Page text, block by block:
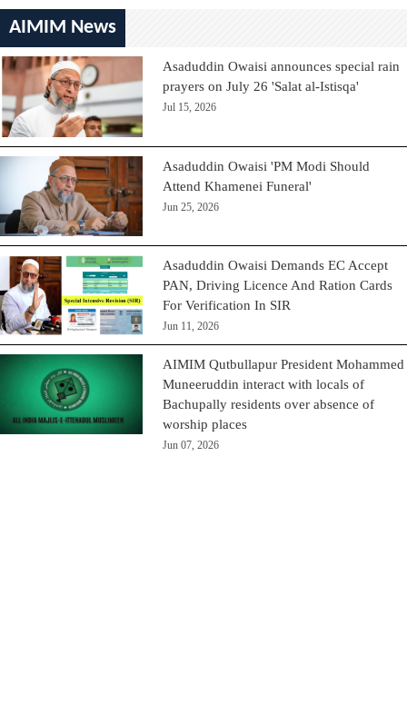
AIMIM News
Asaduddin Owaisi announces special rain
prayers on July 26 'Salat al-Istisqa'
Jul 15, 2026
Asaduddin Owaisi 'PM Modi Should
Attend Khamenei Funeral'
Jun 25, 2026
Asaduddin Owaisi Demands EC Accept
PAN, Driving Licence And Ration Cards
For Verification In SIR
Jun 11, 2026
AIMIM Qutbullapur President Mohammed
Muneeruddin interact with locals of
Bachupally residents over absence of
worship places
Jun 07, 2026